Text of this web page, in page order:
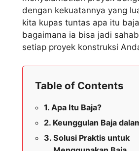
dengan kekuatannya yang
kita kupas tuntas apa itu
bagaimana ia bisa jadi
setiap proyek konstruksi
Table of Contents
Apa Itu Baja?
Keunggulan Baja
Solusi Praktis untuk